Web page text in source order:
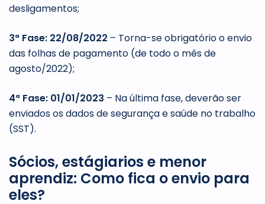
desligamentos;
3ª Fase: 22/08/2022 – Torna-se obrigatório o envio
das folhas de pagamento (de todo o mês de
agosto/2022);
4ª Fase: 01/01/2023 – Na última fase, deverão ser
enviados os dados de segurança e saúde no trabalho
(SST).
Sócios, estágiarios e menor
aprendiz: Como fica o envio para
eles?